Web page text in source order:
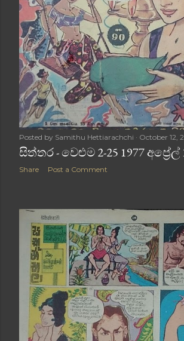
Posted by Samithu Hettiarachchi October 12,
සිත්තර - වෙළුම 2-25 1977
Share Post a Comment